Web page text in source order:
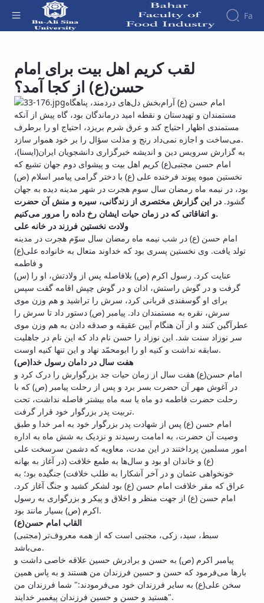
Fa
Faculty
About
the
Faculty
History
Dean
of
the
Faculty
Gallery
Contact
Information
Structure
of the
Faculty
Deputy
Dean
for
Educational
Deputy
Dean
for
Postgraduate
Studies
Faculity
Members
جهت مطالعه دانشجویان - دانشکده صنایع غذایی
بهار
لقب کریم اهل بیت برای امام
حسن(ع) از کجا آمد؟
امام حسن (ع) آرام‌بخش دل‌های دردمند، پناهگاه
مستمندان و تهیدستان و نقطه امید درماندگان بود، گاه پیش از آنکه
مستمندی اظهار احتیاج کند و عرق شرم بریزد، احتیاج او را برطرف
می‌ساخت و اجازه نمی‌داد رنج و مذلت سؤال را بر خود هموار سازد.
به گزارش سرویس دین و اندیشه خبرگزاری دانشجویان ایران(ایسنا)،
امام حسن مجتبی(ع) کریم اهل بیت و پیشوای دوم جهان تشیع که
نخستین میوه پیوند فرخنده علی (ع) با دختر گرامی پیامبر اسلام (ص)
بود، در نیمه ماه رمضان سال سوم هجرت در شهر مدینه دیده به جهان
گشود. در این گزارش مختصری از زندگانی، سیره و منش آن حضرت
و اتفاقاتی که در زمان حیات ایشان رخ داده را مرور می‌کنیم.
ولادت نخستین فرزند در خانه علی
امام حسن (ع) در شب نیمه ماه رمضان سال سوّم هجرت در مدینه
تولد یافت. وی نخستین پسری بود که خداوند متعال به خانواده علی(ع)
و فاطمه
(س) عنایت کرد. رسول اکرم (ص) بلافاصله پس از ولادتش، او را
گرفت و در گوش راستش، اذان و در گوش چپش اقامه گفت سپس
برای او گوسفندی قربانی کرد، سرش را تراشید و هم وزن موی
سرش، نقره به مستمندان داد. پیامبر (ص) دستور داد تا سرش را
عطرآگین کنند و از آن هنگام آیین عقیقه و صدقه دادن به هم وزن موی
سر نوزاد سنت شد. این نوزاد را حسن نام داد که این نام در جاهلیت
سابقه نداشت و کنیه او را ابومحمّد نهاد و این تنها کنیه اوست.
هفت سال در دامان رسول خدا(ص)
امام حسن(ع) هفت سال از زمان حیات جد بزرگوارش را درک کرد و
در آغوش مهر آن حضرت بسر برد و پس از رحلت پیامبر (ص) که با
رحلت حضرت فاطمه دو ماه یا سه ماه بیشتر فاصله نداشت، تحت
تربیت پدر بزرگوار خود قرار گرفت.
امام حسن (ع) پس از شهادت پدر بزرگوار خود به امر خدا و طبق
وصیت آن حضرت، به امامت رسیدند و نزدیک به شش ماه به اداره
امور مسلمین پرداختند در این مدت، معاویه که دشمن سرسخت علی
(ع) و خاندان او بود و سال‌ها به طمع خلافت (در آغاز به بهانه
خونخواهی عثمان و در آخر آشکارا به طلب خلافت) جنگیده بود؛ به
عراق که مقر خلافت امام حسن (ع) بود لشکر کشید و جنگ آغاز کرد.
امام حسن (ع) از جهت منظر و اخلاق و پیکر و بزرگواری به رسول
اکرم (ص) بسیار مانند بود.
القاب امام حسن(ع)
سبط، سید، زکی، مجتبی است که از همه معروف‌تر (مجتبی)
می‌باشد.
پیامبر اکرم (ص) به حسن و برادرش حسین علاقه خاصی داشت و
بارها می‌فرمود که حسن و حسین فرزندان من هستند و به پاس همین
سخن علی(ع) به سایر فرزندان خود می‌فرمودند:" شما فرزندان من
هستید و حسن و حسین فرزندان پیغمبر خدایند".